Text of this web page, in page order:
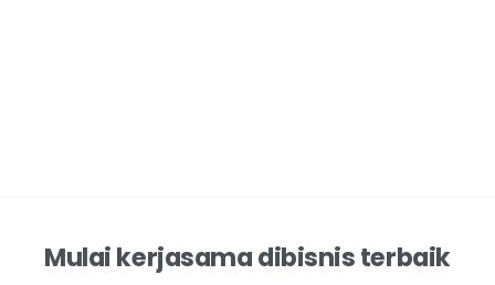
Mulai kerjasama dibisnis terbaik